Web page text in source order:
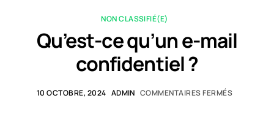
NON CLASSIFIÉ(E)
Qu’est-ce qu’un e-mail
confidentiel ?
10 OCTOBRE, 2024 ADMIN COMMENTAIRES FERMÉS